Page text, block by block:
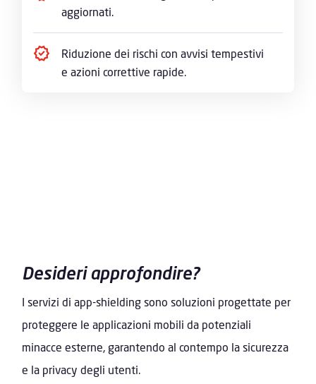
aggiornati.
Riduzione dei rischi con avvisi tempestivi
e azioni correttive rapide.
Desideri approfondire?
I servizi di app-shielding sono soluzioni progettate per
proteggere le applicazioni mobili da potenziali
minacce esterne, garantendo al contempo la sicurezza
e la privacy degli utenti.